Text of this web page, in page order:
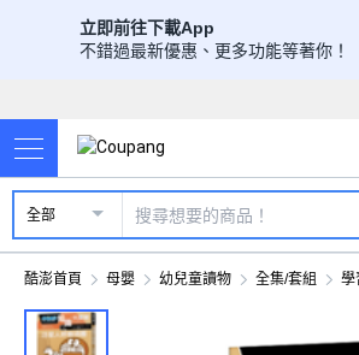
立即前往下載App
不錯過最新優惠、更多功能等著你！
全部
酷澎首頁 母嬰 幼兒童讀物 全集/套組 學